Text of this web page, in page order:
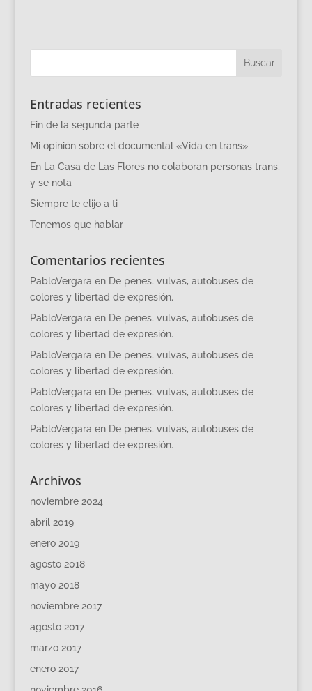
Entradas recientes
Fin de la segunda parte
Mi opinión sobre el documental «Vida en trans»
En La Casa de Las Flores no colaboran personas trans,
y se nota
Siempre te elijo a ti
Tenemos que hablar
Comentarios recientes
PabloVergara en De penes, vulvas, autobuses de
colores y libertad de expresión.
PabloVergara en De penes, vulvas, autobuses de
colores y libertad de expresión.
PabloVergara en De penes, vulvas, autobuses de
colores y libertad de expresión.
PabloVergara en De penes, vulvas, autobuses de
colores y libertad de expresión.
PabloVergara en De penes, vulvas, autobuses de
colores y libertad de expresión.
Archivos
noviembre 2024
abril 2019
enero 2019
agosto 2018
mayo 2018
noviembre 2017
agosto 2017
marzo 2017
enero 2017